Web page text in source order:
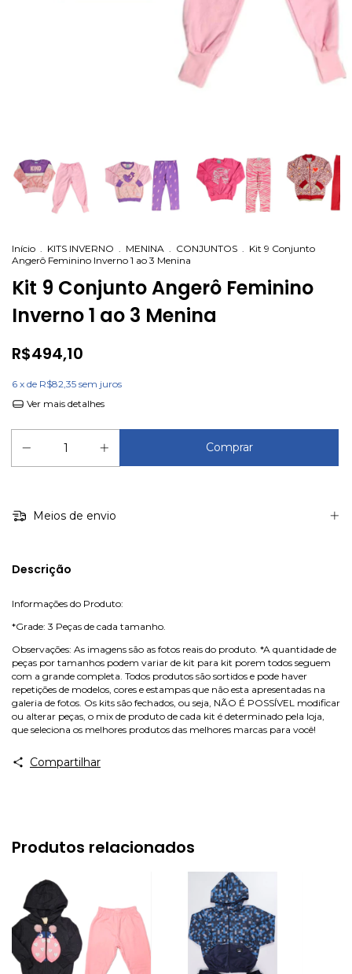
Início . KITS INVERNO . MENINA . CONJUNTOS . Kit 9 Conjunto
Angerô Feminino Inverno 1 ao 3 Menina
Kit 9 Conjunto Angerô Feminino
Inverno 1 ao 3 Menina
R$494,10
6 x de R$82,35 sem juros
Ver mais detalhes
Meios de envio
Descrição
Informações do Produto:
*Grade: 3 Peças de cada tamanho.
Observações: As imagens são as fotos reais do produto. *A quantidade de
peças por tamanhos podem variar de kit para kit porem todos seguem
com a grande completa. Todos produtos são sortidos e pode haver
repetições de modelos, cores e estampas que não esta apresentadas na
galeria de fotos. Os kits são fechados, ou seja, NÃO É POSSÍVEL modificar
ou alterar peças, o mix de produto de cada kit é determinado pela loja,
que seleciona os melhores produtos das melhores marcas para você!
Compartilhar
Produtos relacionados